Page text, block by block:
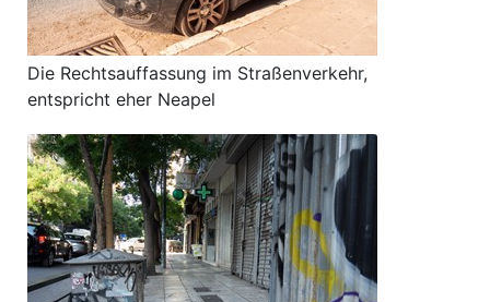
Die Rechtsauffassung im Straßenverkehr,
entspricht eher Neapel